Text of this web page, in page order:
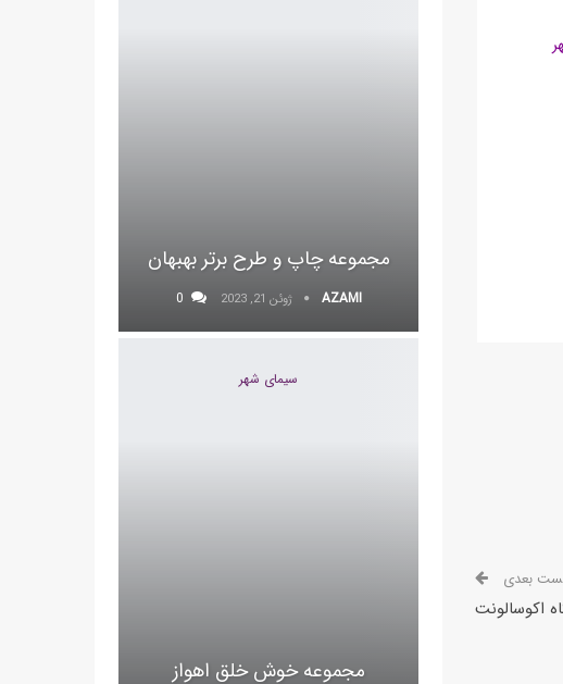
بعدی
اکوسالونت
مجموعه چاپ و طرح برتر بهبهان
AZAMI ژوئن 21, 2023
سیمای شهر
مجموعه خوش خلق اهواز